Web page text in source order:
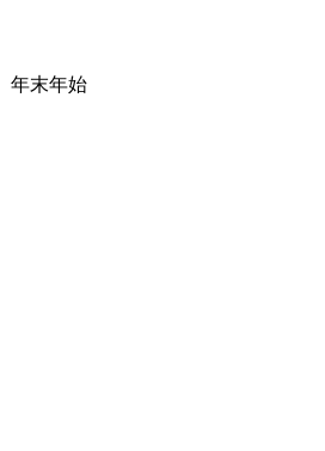
年末年始